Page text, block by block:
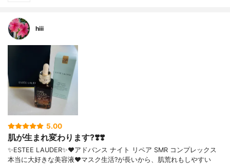
hiii
5.00
肌が生まれ変わります?❣️❣️
✨ESTEE LAUDER✨❤︎アドバンス ナイト リペア SMR コンプレックス
本当に大好きな美容液❤️マスク生活?が長いから、肌荒れもしやすい